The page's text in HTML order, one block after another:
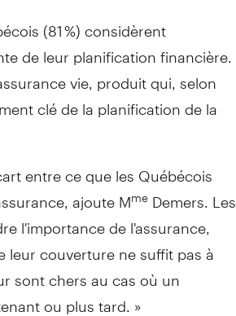
(81 %) considèrent
de leur planification financière.
vie, produit qui, selon
clé de la planification de la
entre ce que les Québécois
ajoute Mme Demers. Les
l'importance de l'assurance,
couverture ne suffit pas à
sont chers au cas où un
ou plus tard. »